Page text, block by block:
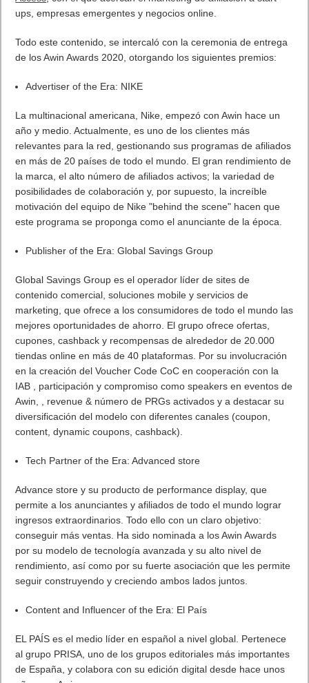
ups, empresas emergentes y negocios online.
Todo este contenido, se intercaló con la ceremonia de entrega
de los Awin Awards 2020, otorgando los siguientes premios:
Advertiser of the Era: NIKE
La multinacional americana, Nike, empezó con Awin hace un
año y medio. Actualmente, es uno de los clientes más
relevantes para la red, gestionando sus programas de afiliados
en más de 20 países de todo el mundo. El gran rendimiento de
la marca, el alto número de afiliados activos; la variedad de
posibilidades de colaboración y, por supuesto, la increíble
motivación del equipo de Nike "behind the scene" hacen que
este programa se proponga como el anunciante de la época.
Publisher of the Era: Global Savings Group
Global Savings Group es el operador líder de sites de
contenido comercial, soluciones mobile y servicios de
marketing, que ofrece a los consumidores de todo el mundo las
mejores oportunidades de ahorro. El grupo ofrece ofertas,
cupones, cashback y recompensas de alrededor de 20.000
tiendas online en más de 40 plataformas. Por su involucración
en la creación del Voucher Code CoC en cooperación con la
IAB , participación y compromiso como speakers en eventos de
Awin, , revenue & número de PRGs activados y a destacar su
diversificación del modelo con diferentes canales (coupon,
content, dynamic coupons, cashback).
Tech Partner of the Era: Advanced store
Advance store y su producto de performance display, que
permite a los anunciantes y afiliados de todo el mundo lograr
ingresos extraordinarios. Todo ello con un claro objetivo:
conseguir más ventas. Ha sido nominada a los Awin Awards
por su modelo de tecnología avanzada y su alto nivel de
rendimiento, así como por su fuerte asociación que les permite
seguir construyendo y creciendo ambos lados juntos.
Content and Influencer of the Era: El País
EL PAÍS es el medio líder en español a nivel global. Pertenece
al grupo PRISA, uno de los grupos editoriales más importantes
de España, y colabora con su edición digital desde hace unos